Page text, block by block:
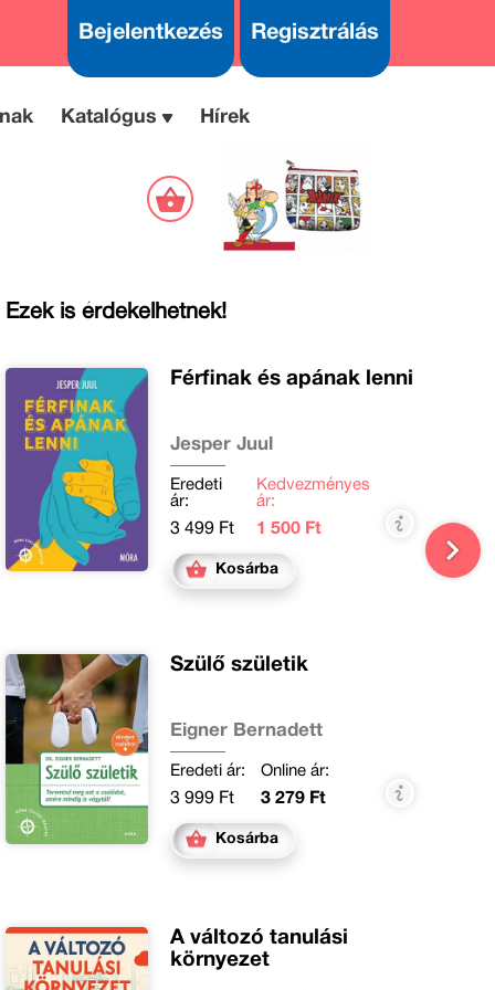
Bejelentkezés Regisztrálás
Katalógus Hírek
Ezek is érdekelhetnek!
Férfinak és apának lenni
Jesper Juul
Eredeti
ár:
3 499 Ft
Kedvezményes
ár:
1 500 Ft
Kosárba
Szülő születik
Eigner Bernadett
Eredeti ár:
3 999 Ft
Online ár:
3 279 Ft
Kosárba
A változó tanulási
környezet